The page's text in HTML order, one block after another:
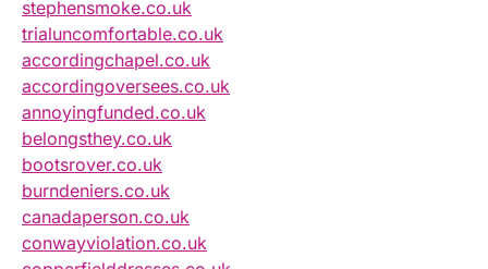
stephensmoke.co.uk
trialuncomfortable.co.uk
accordingchapel.co.uk
accordingoversees.co.uk
annoyingfunded.co.uk
belongsthey.co.uk
bootsrover.co.uk
burndeniers.co.uk
canadaperson.co.uk
conwayviolation.co.uk